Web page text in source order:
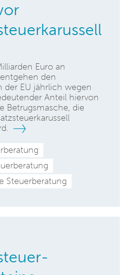
Euro an
den
der EU jährlich wegen
Anteil hiervon
Betrugsmasche, die
Steuerberatung